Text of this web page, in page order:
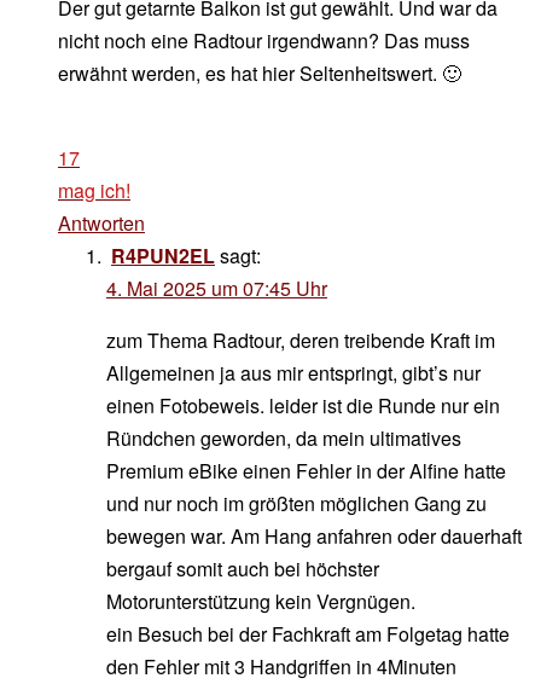
Der gut getarnte Balkon ist gut gewählt. Und war da
nicht noch eine Radtour irgendwann? Das muss
erwähnt werden, es hat hier Seltenheitswert. 🙂
17
mag ich!
Antworten
R4PUN2ELsagt:
4. Mai 2025 um 07:45 Uhr
zum Thema Radtour, deren treibende Kraft im
Allgemeinen ja aus mir entspringt, gibt’s nur
einen Fotobeweis. leider ist die Runde nur ein
Ründchen geworden, da mein ultimatives
Premium eBike einen Fehler in der Alfine hatte
und nur noch im größten möglichen Gang zu
bewegen war. Am Hang anfahren oder dauerhaft
bergauf somit auch bei höchster
Motorunterstützung kein Vergnügen.
ein Besuch bei der Fachkraft am Folgetag hatte
den Fehler mit 3 Handgriffen in 4Minuten